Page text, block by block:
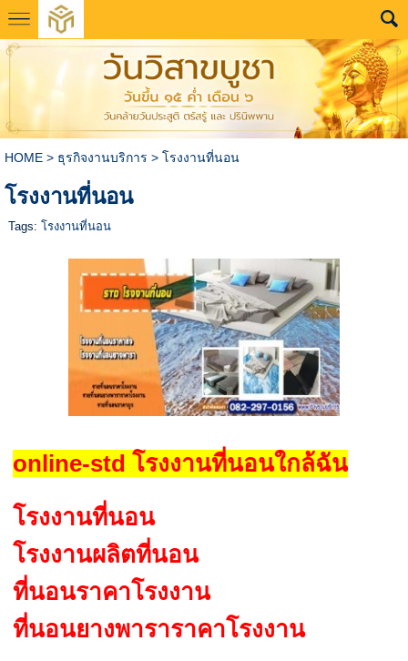
HOME> ธุรกิจงานบริการ > โรงงานที่นอน
โรงงานที่นอน
Tags: โรงงานที่นอน
online-std โรงงานที่นอนใกล้ฉัน
โรงงานที่นอน
โรงงานผลิตที่นอน
ที่นอนราคาโรงงาน
ที่นอนยางพาราราคาโรงงาน